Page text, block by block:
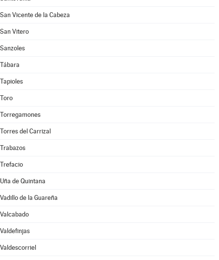
San Vicente de la Cabeza
San Vitero
Sanzoles
Tábara
Tapioles
Toro
Torregamones
Torres del Carrizal
Trabazos
Trefacio
Uña de Quintana
Vadillo de la Guareña
Valcabado
Valdefinjas
Valdescorriel